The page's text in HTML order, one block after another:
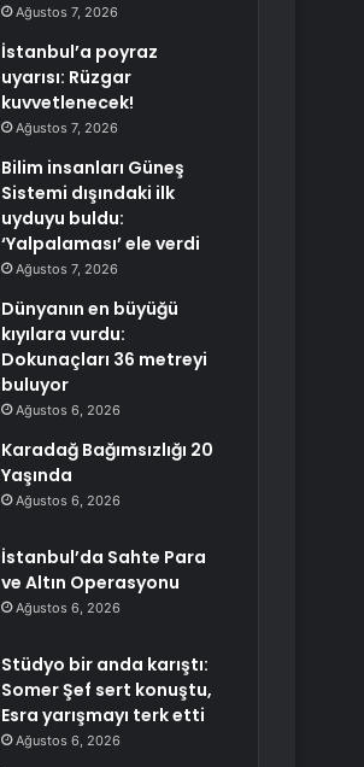
Ağustos 7, 2026
İstanbul’a poyraz
uyarısı: Rüzgar
kuvvetlenecek!
Ağustos 7, 2026
Bilim insanları Güneş
Sistemi dışındaki ilk
uyduyu buldu:
‘Yalpalaması’ ele verdi
Ağustos 7, 2026
Dünyanın en büyüğü
kıyılara vurdu:
Dokunaçları 36 metreyi
buluyor
Ağustos 6, 2026
Karadağ Bağımsızlığı 20
Yaşında
Ağustos 6, 2026
İstanbul’da Sahte Para
ve Altın Operasyonu
Ağustos 6, 2026
Stüdyo bir anda karıştı:
Somer Şef sert konuştu,
Esra yarışmayı terk etti
Ağustos 6, 2026